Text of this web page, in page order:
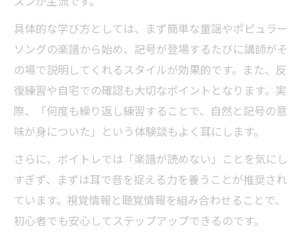
具体的な学び方としては、まず簡単な童謡やポピュラー
ソングの楽譜から始め、記号が登場するたびに講師がそ
の場で説明してくれるスタイルが効果的です。また、反
復練習や自宅での確認も大切なポイントとなります。実
際、「何度も繰り返し練習することで、自然と記号の意
味が身についた」という体験談もよく耳にします。
さらに、ボイトレでは「楽譜が読めない」ことを気にし
すぎず、まずは耳で音を捉える力を養うことが推奨され
ています。視覚情報と聴覚情報を組み合わせることで、
初心者でも安心してステップアップできるのです。